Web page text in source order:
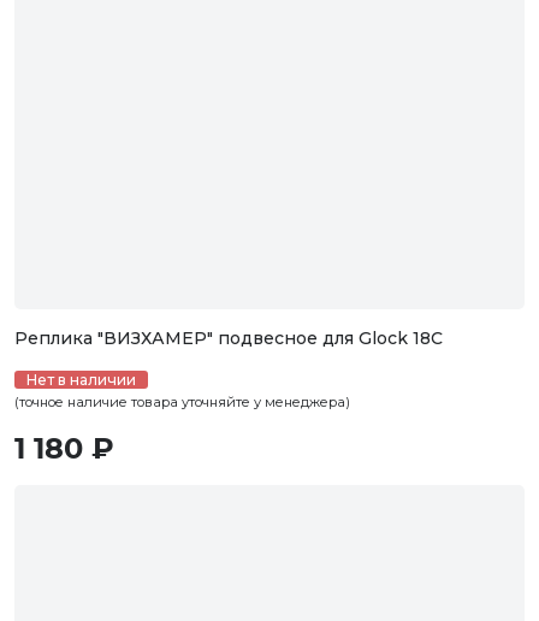
Реплика "ВИЗХАМЕР" подвесное для Glock 18C
Нет в наличии
(точное наличие товара уточняйте у менеджера)
1 180 ₽